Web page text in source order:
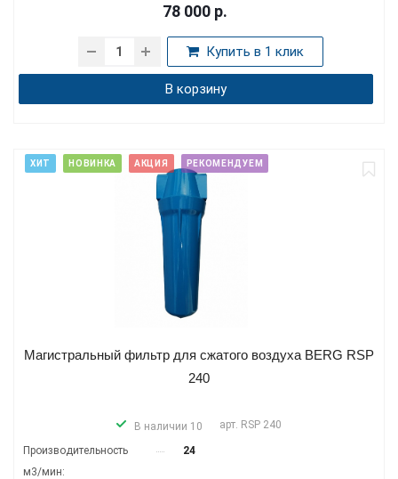
78 000 р.
Купить в 1 клик
В корзину
ХИТ НОВИНКА АКЦИЯ РЕКОМЕНДУЕМ
Магистральный фильтр для сжатого воздуха BERG RSP
240
В наличии 10 арт. RSP 240
Производитель­ность
м3/мин:
24